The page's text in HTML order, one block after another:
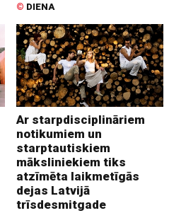
© DIENA
Ar starpdisciplināriem
notikumiem un
starptautiskiem
māksliniekiem tiks
atzīmēta laikmetīgās
dejas Latvijā
trīsdesmitgade